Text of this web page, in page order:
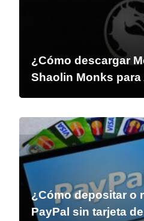
¿Cómo descargar
Shaolin Monks
¿Cómo depositar o
PayPal sin tarjeta